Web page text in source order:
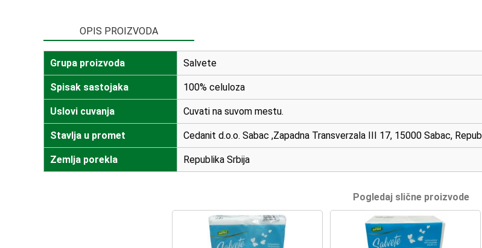
OPIS PROIZVODA
Grupa proizvoda Salvete
Spisak sastojaka 100% celuloza
Uslovi cuvanja Cuvati na suvom mestu.
Stavlja u promet Cedanit d.o.o. Sabac ,Zapadna Transverzala III 17, 15000 Sabac,
Zemlja porekla Republika Srbija
Pogledaj slične proizvode